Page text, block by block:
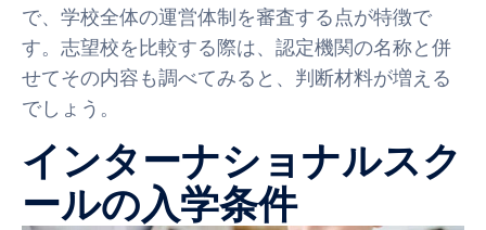
で、学校全体の運営体制を審査する点が特徴で
す。志望校を比較する際は、認定機関の名称と併
せてその内容も調べてみると、判断材料が増える
でしょう。
インターナショナルスク
ールの入学条件